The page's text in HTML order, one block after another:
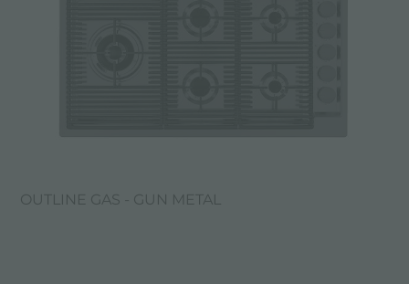
OUTLINE GAS - GUN METAL